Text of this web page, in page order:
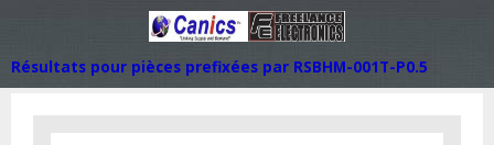
Résultats pour pièces prefixées par RSBHM-001T-P0.5